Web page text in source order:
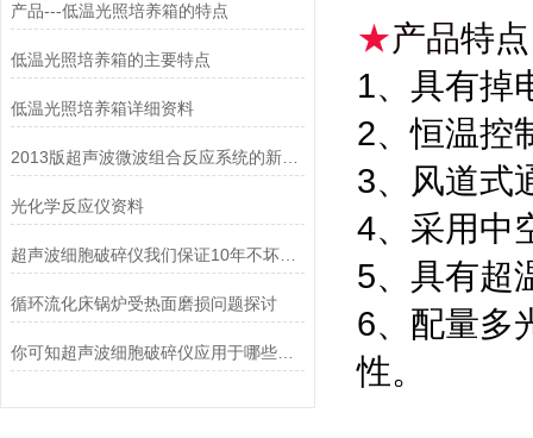
产品---低温光照培养箱的特点
低温光照培养箱的主要特点
低温光照培养箱详细资料
2013版超声波微波组合反应系统的新构思
光化学反应仪资料
超声波细胞破碎仪我们保证10年不坏，除非去破坏。
循环流化床锅炉受热面磨损问题探讨
你可知超声波细胞破碎仪应用于哪些领域？
★产品特
1、具有掉
2、恒温控
3、风道式
4、采用中
5、具有超
6、配量多
性。